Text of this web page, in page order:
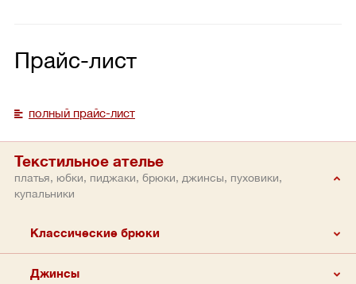
Прайс-лист
полный прайс-лист
Текстильное ателье
платья, юбки, пиджаки, брюки, джинсы, пуховики,
купальники
Классические брюки
Джинсы